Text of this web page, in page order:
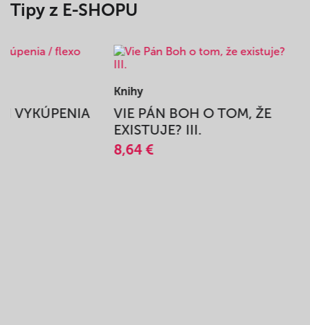
Tipy z E-SHOPU
VYKÚPENIA
Knihy
VIE PÁN BOH O TOM, ŽE
EXISTUJE? III.
8,64 €